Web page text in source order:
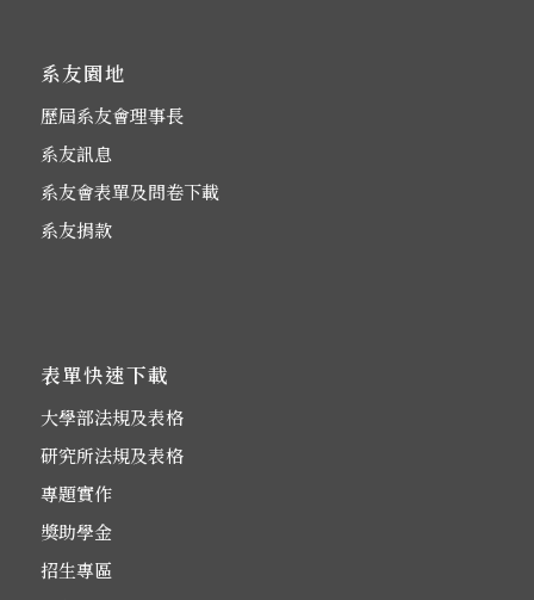
系友園地
歷屆系友會理事長
系友訊息
系友會表單及問卷下載
系友捐款
表單快速下載
大學部法規及表格
研究所法規及表格
專題實作
獎助學金
招生專區